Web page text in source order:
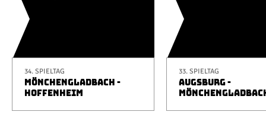
34. SPIELTAG
MÖNCHENGLADBACH -
HOFFENHEIM
33. SPIELTAG
AUGSBURG -